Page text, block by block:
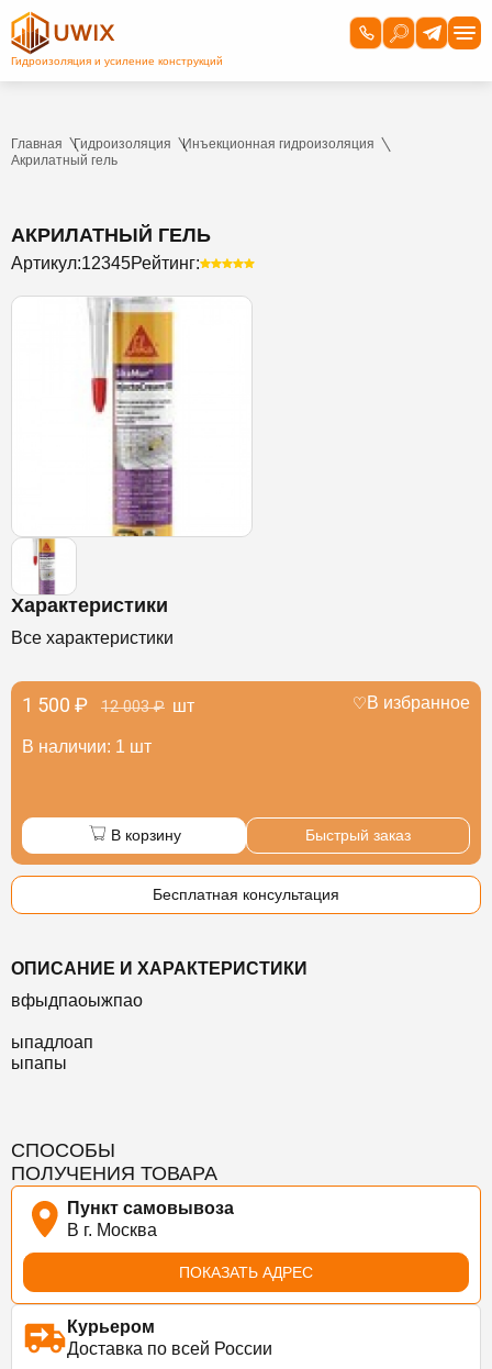
Главная Гидроизоляция
Инъекционная гидроизоляция
Акрилатный гель
АКРИЛАТНЫЙ ГЕЛЬ
Артикул:12345Рейтинг:
Характеристики
Все характеристики
1 500 ₽ 12 003 ₽ шт
В наличии: 1 шт
В избранное
В корзину Быстрый заказ
Бесплатная консультация
ОПИСАНИЕ И ХАРАКТЕРИСТИКИ
вфыдпаоыжпао
ыпадлоап
ыпапы
СПОСОБЫ
ПОЛУЧЕНИЯ ТОВАРА
Пункт самовывоза
В г. Москва
ПОКАЗАТЬ АДРЕС
Курьером
Доставка по всей России